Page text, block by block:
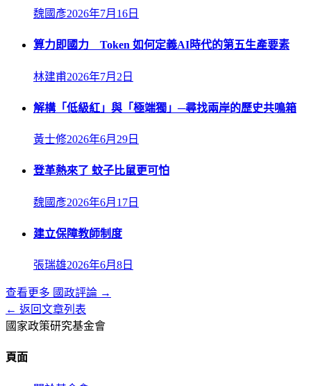
魏國彥2026年7月16日
算力即國力 Token 如何定義AI時代的第五生產要素
林建甫2026年7月2日
解構「低級紅」與「極端獨」─尋找兩岸的歷史共鳴箱
黃士修2026年6月29日
登革熱來了 蚊子比鼠更可怕
魏國彥2026年6月17日
建立保障教師制度
張瑞雄2026年6月8日
查看更多 國政評論 →
← 返回文章列表
國家政策研究基金會
頁面